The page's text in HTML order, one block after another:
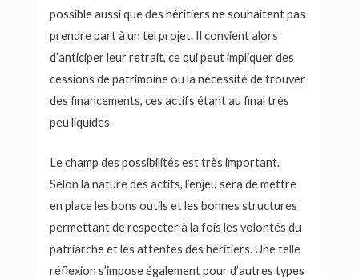
possible aussi que des héritiers ne souhaitent pas
prendre part à un tel projet. Il convient alors
d’anticiper leur retrait, ce qui peut impliquer des
cessions de patrimoine ou la nécessité de trouver
des financements, ces actifs étant au final très
peu liquides.
Le champ des possibilités est très important.
Selon la nature des actifs, l’enjeu sera de mettre
en place les bons outils et les bonnes structures
permettant de respecter à la fois les volontés du
patriarche et les attentes des héritiers. Une telle
réflexion s’impose également pour d’autres types